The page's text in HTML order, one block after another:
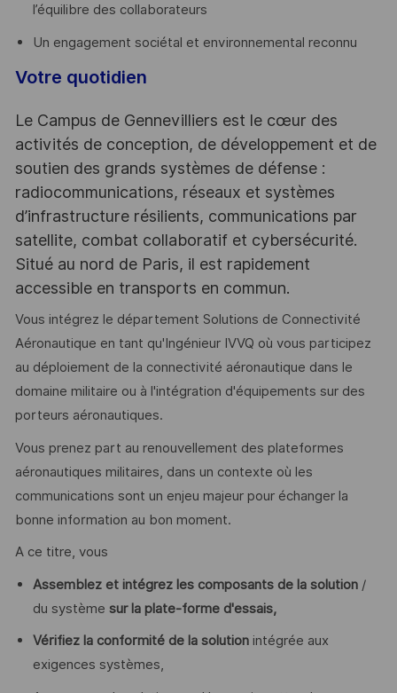
l’équilibre des collaborateurs
Un engagement sociétal et environnemental reconnu
Votre quotidien
Le Campus de Gennevilliers est le cœur des
activités de conception, de développement et de
soutien des grands systèmes de défense :
radiocommunications, réseaux et systèmes
d’infrastructure résilients, communications par
satellite, combat collaboratif et cybersécurité.
Situé au nord de Paris, il est rapidement
accessible en transports en commun.
Vous intégrez le département Solutions de Connectivité
Aéronautique en tant qu'Ingénieur IVVQ où vous participez
au déploiement de la connectivité aéronautique dans le
domaine militaire ou à l'intégration d'équipements sur des
porteurs aéronautiques.
Vous prenez part au renouvellement des plateformes
aéronautiques militaires, dans un contexte où les
communications sont un enjeu majeur pour échanger la
bonne information au bon moment.
A ce titre, vous
Assemblez et intégrez les composants de la solution /
du système sur la plate-forme d'essais,
Vérifiez la conformité de la solution intégrée aux
exigences systèmes,